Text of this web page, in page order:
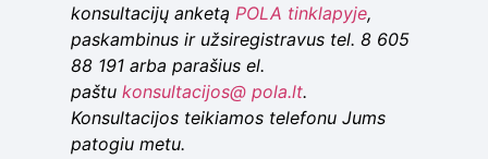
konsultacijų anketą POLA tinklapyje,
paskambinus ir užsiregistravus tel. 8 605
88 191 arba parašius el.
paštu konsultacijos@ pola.lt.
Konsultacijos teikiamos telefonu Jums
patogiu metu.